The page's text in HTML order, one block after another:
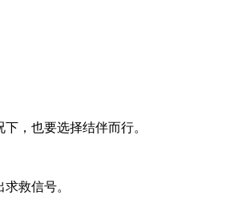
，也要选择结伴而行。
救信号。